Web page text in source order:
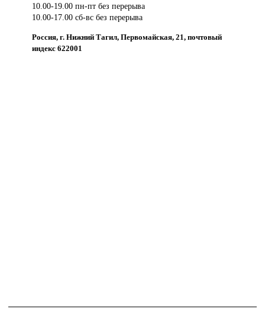
10.00-19.00 пн-пт без перерыва
10.00-17.00 сб-вс без перерыва
Россия, г. Нижний Тагил, Первомайская, 21, почтовый
индекс 622001